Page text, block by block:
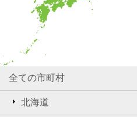
全ての市町村
北海道